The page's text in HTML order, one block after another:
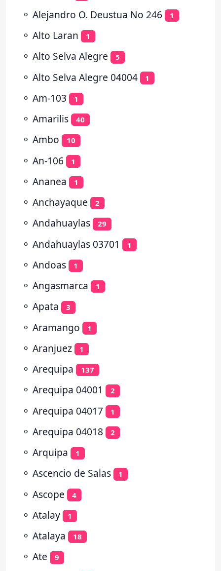
⚬ Alejandro O. Deustua No 246 1
⚬ Alto Laran 1
⚬ Alto Selva Alegre 5
⚬ Alto Selva Alegre 04004 1
⚬ Am-103 1
⚬ Amarilis 40
⚬ Ambo 10
⚬ An-106 1
⚬ Ananea 1
⚬ Anchayaque 2
⚬ Andahuaylas 29
⚬ Andahuaylas 03701 1
⚬ Andoas 1
⚬ Angasmarca 1
⚬ Apata 3
⚬ Aramango 1
⚬ Aranjuez 1
⚬ Arequipa 137
⚬ Arequipa 04001 2
⚬ Arequipa 04017 1
⚬ Arequipa 04018 2
⚬ Arquipa 1
⚬ Ascencio de Salas 1
⚬ Ascope 4
⚬ Atalay 1
⚬ Atalaya 18
⚬ Ate 9